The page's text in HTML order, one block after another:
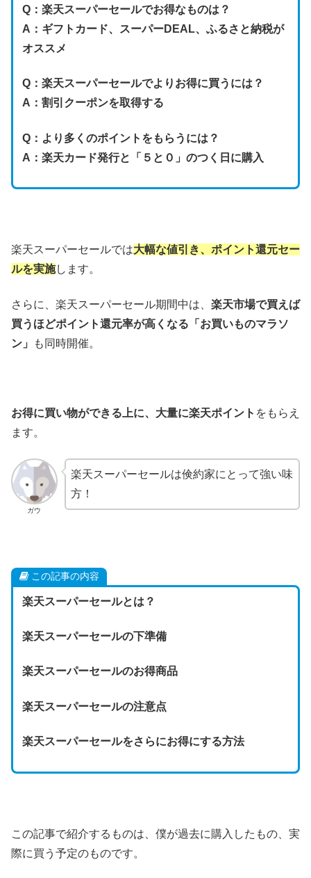
Q： 楽天スーパーセールでお得なものは？
A：ギフトカード、スーパーDEAL、ふるさと納税が
オススメ
Q： 楽天スーパーセールでよりお得に買うには？
A：割引クーポンを取得する
Q： より多くのポイントをもらうには？
A：楽天カード発行と「５と０」のつく日に購入
楽天スーパーセールでは大幅な値引き、ポイント還元セー
ルを実施します。
さらに、楽天スーパーセール期間中は、 楽天市場で買えば
買うほどポイント還元率が高くなる「お買いものマラソ
ン」
も同時開催。
お得に買い物ができる上に、大量に楽天ポイント をもらえ
ます。
ガウ
楽天スーパーセールは倹約家にとって強い味
方！
この記事の内容
楽天スーパーセールとは？
楽天スーパーセールの下準備
楽天スーパーセールのお得商品
楽天スーパーセールの注意点
楽天スーパーセールをさらにお得にする方法
この記事で紹介するものは、僕が過去に購入したもの、実
際に買う予定のものです。